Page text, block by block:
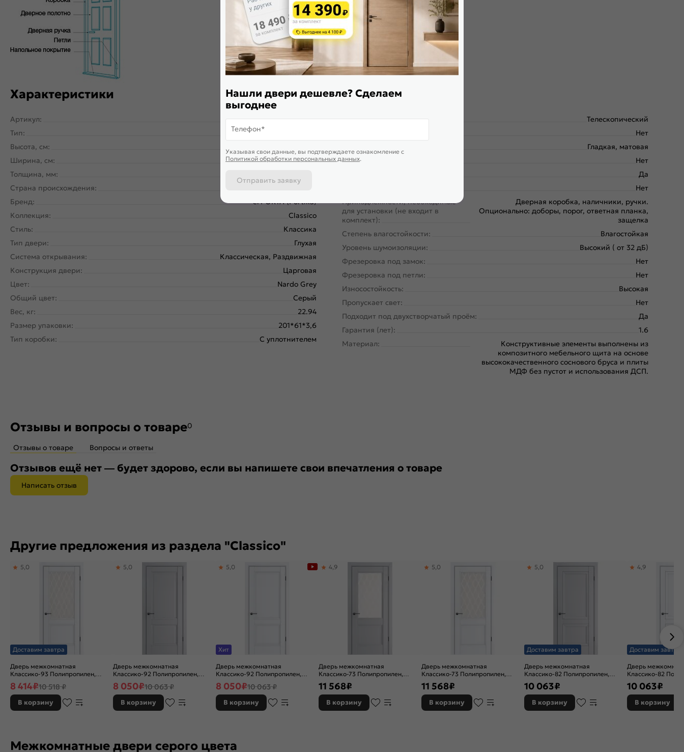
Характеристики
Артикул:
58160-2040
Тип:
Межкомнатные двери
Высота, см:
Ширина, см:
60
Толщина, мм:
Страна происхождения:
Бренд:
el’PORTA (Portika)
Коллекция:
Classico
Стиль:
Классика
Тип двери:
Глухая
Система открывания:
Классическая, Раздвижная
Конструкция двери:
Царговая
Цвет:
Nardo Grey
Общий цвет:
Серый
Вес, кг:
22.94
Размер упаковки:
201*61*3,6
Тип коробки:
С уплотнителем
Тип погонажных изделий:
Телескопический
Нет
Гладкая, матовая
Возможность покраски:
Нет
Да
Нет
Принадлежности, необходимые
для установки (не входит в
комплект):
Дверная коробка, наличники, ручки.
Опционально: доборы, порог, ответная планка,
защелка
Степень влагостойкости:
Влагостойкая
Уровень шумоизоляции:
Высокий ( от 32 дБ)
Фрезеровка под замок:
Нет
Фрезеровка под петли:
Нет
Износостойкость:
Высокая
Пропускает свет:
Нет
Подходит под двухстворчатый проём:
Да
Гарантия (лет):
1.6
Материал:
Конструктивные элементы выполнены из
композитного мебельного щита на основе
высококачественного соснового бруса и плиты
МДФ без пустот и использования ДСП.
Отзывы и вопросы о товаре0
Отзывы о товаре Вопросы и ответы
Отзывов ещё нет — будет здорово, если вы напишете свои впечатления о товаре
Написать отзыв
Другие предложения из раздела "Classico"
Доставим завтра
Дверь межкомнатная
Классико-93 Полипропилен,
Alaska, остекленная, царговая
5,0
8 414₽10 518 ₽
В корзину
Дверь межкомнатная
Классико-92 Полипропилен,
Nardo Grey, глухая, царговая
5,0
8 050₽10 063 ₽
В корзину
Хит
Дверь межкомнатная
Классико-92 Полипропилен,
Alaska, глухая, царговая
5,0
8 050₽10 063 ₽
В корзину
Дверь межкомнатная
Классико-73 Полипропилен,
Nardo Grey, остекленная,
царговая
4,9
11 568₽
В корзину
Дверь межкомнатная
Классико-73 Полипропилен,
Alaska, остекленная, царговая
5,0
11 568₽
В корзину
Доставим завтра
Дверь межкомнатная
Классико-82 Полипропилен,
Nardo Grey, глухая, царговая
5,0
10 063₽
В корзину
Доставим завтра
Дверь
Классико-82
Alaska, глухая,
4,9
10 063₽
В корзину
Межкомнатные двери серого цвета
Нашли двери дешевле? Сделаем
выгоднее
Телефон*
Указывая свои данные, вы подтверждаете ознакомление c
Политикой обработки персональных данных.
Отправить заявку